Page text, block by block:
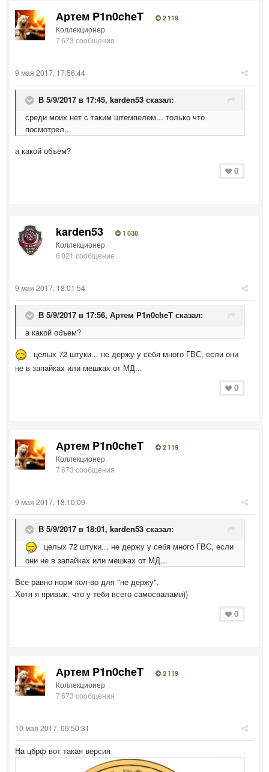
Артем P1n0cheT 2 119
Коллекционер
7 673 сообщения
9 мая 2017, 17:56:44
В 5/9/2017 в 17:45, karden53 сказал:
среди моих нет с таким штемпелем... только что
посмотрел...
а какой объем?
0
karden53 1 038
Коллекционер
6 021 сообщение
9 мая 2017, 18:01:54
В 5/9/2017 в 17:56, Артем P1n0cheT сказал:
а какой объем?
целых 72 штуки... не держу у себя много ГВС, если они
не в запайках или мешках от МД...
0
Артем P1n0cheT 2 119
Коллекционер
7 673 сообщения
9 мая 2017, 18:10:09
В 5/9/2017 в 18:01, karden53 сказал:
целых 72 штуки... не держу у себя много ГВС, если
они не в запайках или мешках от МД...
Все равно норм кол-во для "не держу".
Хотя я привык, что у тебя всего самосвалами))
0
Артем P1n0cheT 2 119
Коллекционер
7 673 сообщения
10 мая 2017, 09:50:31
На цбрф вот такая версия